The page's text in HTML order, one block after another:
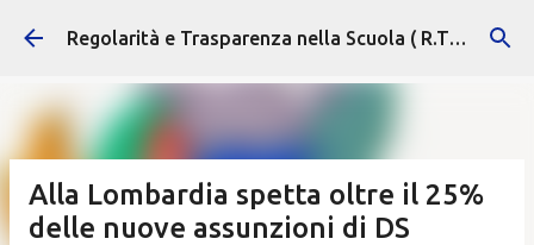
Passa ai contenuti principali Regolarità e Trasparenza nella Scuola ( R.T.S. )
Alla Lombardia spetta oltre il 25%
delle nuove assunzioni di DS